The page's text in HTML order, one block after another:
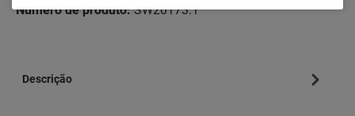
Número de produto:SW20173.1
Descrição